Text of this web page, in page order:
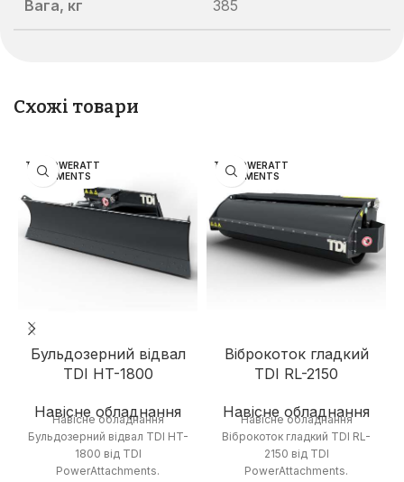
Вага, кг 385
Схожі товари
TDI POWERATT
ACHMENTS
Бульдозерний відвал
TDI HT-1800
Навісне обладнання
Навісне обладнання
Бульдозерний відвал TDI HT-
1800 від TDI
PowerAttachments.
TDI POWERATT
ACHMENTS
Віброкоток гладкий
TDI RL-2150
Навісне обладнання
Навісне обладнання
Віброкоток гладкий TDI RL-
2150 від TDI
PowerAttachments.